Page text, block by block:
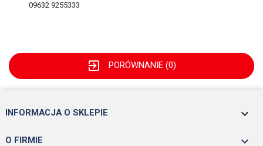
09632 9255333
exit_to_app PORÓWNANIE (0)
INFORMACJA O SKLEPIE keyboard_arrow_down
O FIRMIE 